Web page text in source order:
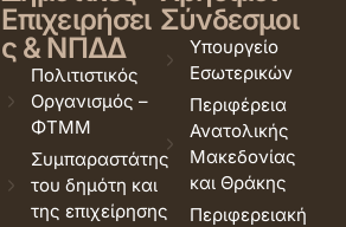
Επιχειρήσει
ς & ΝΠΔΔ
Πολιτιστικός
Οργανισμός –
ΦΤΜΜ
Συμπαραστάτης
του δημότη και
της επιχείρησης
Σύνδεσμοι
Υπουργείο
Εσωτερικών
Περιφέρεια
Ανατολικής
Μακεδονίας
και Θράκης
Περιφερειακή